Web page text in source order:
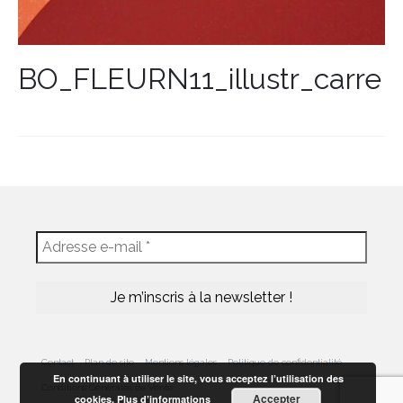
BO_FLEURN11_illustr_carre
Contact Plan de site Mentions légales Politique de confidentialité
En continuant à utiliser le site, vous acceptez l’utilisation des
cookies.Plus d’informations Accepter